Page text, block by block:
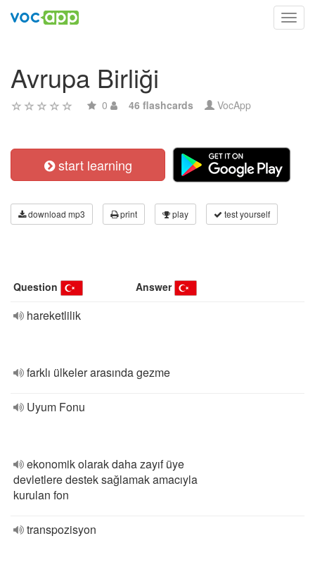
Avrupa Birliği
0 46 flashcards VocApp
start learning
download mp3 print play test yourself
Question Answer
hareketlilik
farklı ülkeler arasında gezme
Uyum Fonu
ekonomik olarak daha zayıf üye
devletlere destek sağlamak amacıyla
kurulan fon
transpozisyon